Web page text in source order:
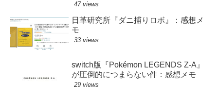
47 views
日革研究所『ダニ捕りロボ』：感想メ
モ
33 views
switch版『Pokémon LEGENDS Z-A』
が圧倒的につまらない件：感想メモ
29 views